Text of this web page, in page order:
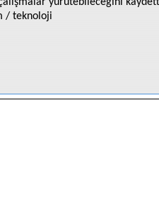
/ teknoloji